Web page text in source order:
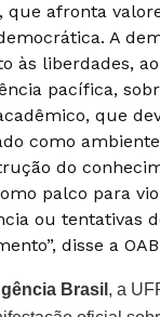
que afronta
A
às liberdades,
pacífica,
que
como
do
palco para
ou tentativas
disse a
Brasil , a